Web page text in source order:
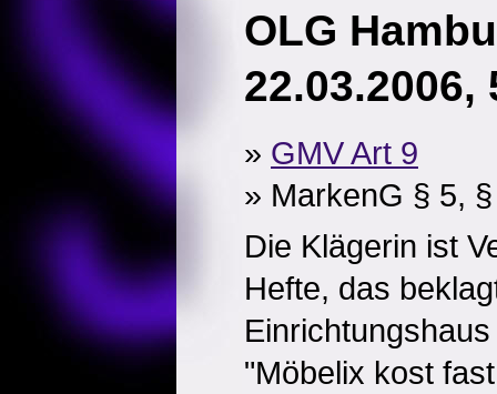
OLG
22.03.2006,
» GMV Art 9
» MarkenG § 5,
Die Klägerin ist
Hefte, das
"Möbelix kost